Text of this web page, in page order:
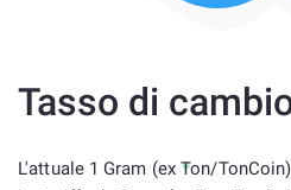
Tasso di
L'attuale 1 Gram (ex Ton/